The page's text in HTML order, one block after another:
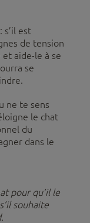
s’il est
de tension
et aide-le à se
se
ne te sens
le chat
du
dans le
pour qu’il le
souhaite